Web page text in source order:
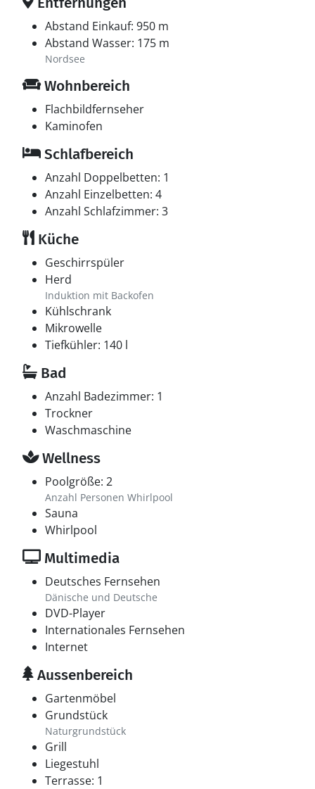
Abstand Einkauf: 950 m
Abstand Wasser: 175 m
Nordsee
Wohnbereich
Flachbildfernseher
Kaminofen
Schlafbereich
Anzahl Doppelbetten: 1
Anzahl Einzelbetten: 4
Anzahl Schlafzimmer: 3
Küche
Geschirrspüler
Herd
Induktion mit Backofen
Kühlschrank
Mikrowelle
Tiefkühler: 140 l
Bad
Anzahl Badezimmer: 1
Trockner
Waschmaschine
Wellness
Poolgröße: 2
Anzahl Personen Whirlpool
Sauna
Whirlpool
Multimedia
Deutsches Fernsehen
Dänische und Deutsche
DVD-Player
Internationales Fernsehen
Internet
Aussenbereich
Gartenmöbel
Grundstück
Naturgrundstück
Grill
Liegestuhl
Terrasse: 1